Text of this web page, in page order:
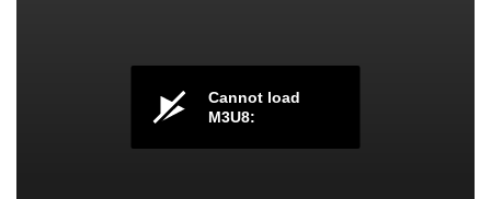
Cannot load
M3U8: